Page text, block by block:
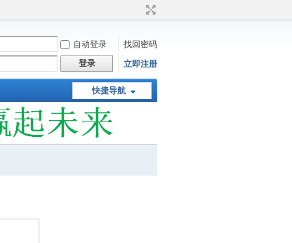
自动登录
找回密码
登录 立即注册
快捷导航